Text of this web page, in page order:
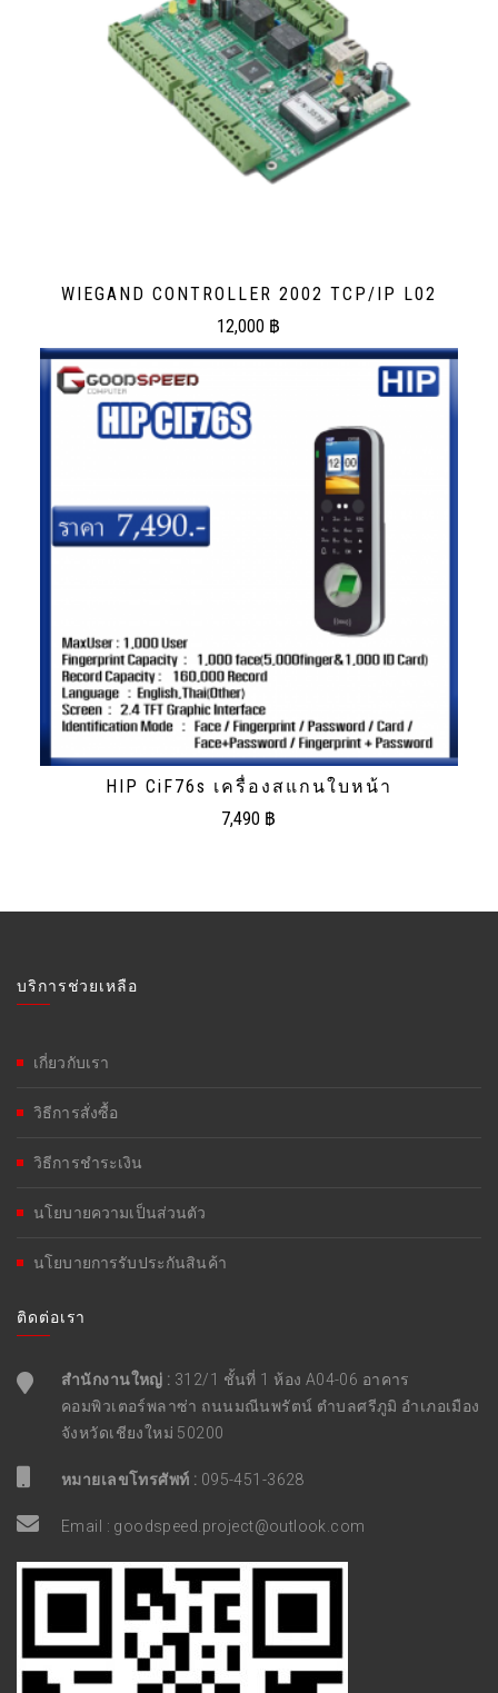
WIEGAND CONTROLLER 2002 TCP/IP L02
12,000 ฿
HIP CiF76s เครื่องสแกนใบหน้า
7,490 ฿
บริการช่วยเหลือ
เกี่ยวกับเรา
วิธีการสั่งซื้อ
วิธีการชำระเงิน
นโยบายความเป็นส่วนตัว
นโยบายการรับประกันสินค้า
ติดต่อเรา
สำนักงานใหญ่ : 312/1 ชั้นที่ 1 ห้อง A04-06 อาคาร
คอมพิวเตอร์พลาซ่า ถนนมณีนพรัตน์ ตำบลศรีภูมิ อำเภอเมือง
จังหวัดเชียงใหม่ 50200
หมายเลขโทรศัพท์ : 095-451-3628
Email : goodspeed.project@outlook.com